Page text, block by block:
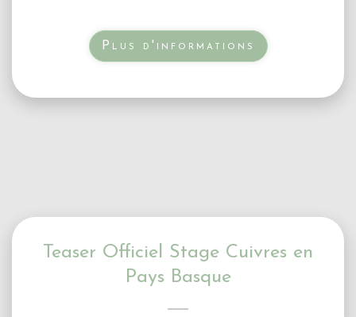
Plus d'informations
Teaser Officiel Stage Cuivres en
Pays Basque